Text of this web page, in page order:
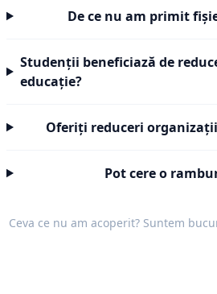
De ce nu am primit
Studenții beneficiază de
educație?
Oferiți reduceri
Pot cere o
Ceva ce nu am acoperit? Suntem